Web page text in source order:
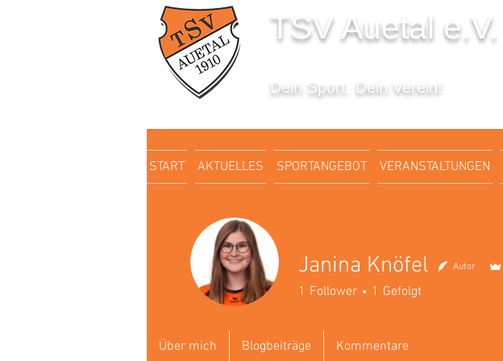
TSV Auetal e.V.
Dein Sport. Dein Verein!
START AKTUELLES SPORTANGEBOT VERANSTALTUNGEN
Janina Knöfel Autor
1 Follower 1 Gefolgt
Über mich Blogbeiträge Kommentare